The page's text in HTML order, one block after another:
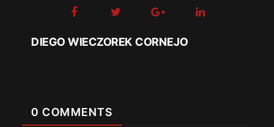
DIEGO WIECZOREK CORNEJO
0 COMMENTS